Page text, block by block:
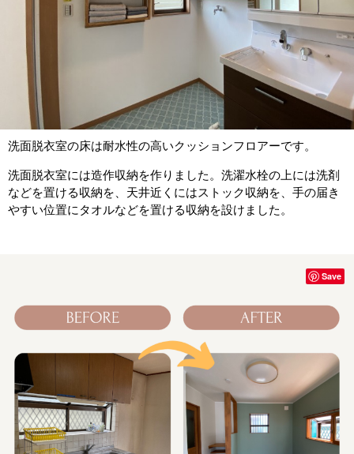
洗面脱衣室の床は耐水性の高いクッションフロアーです。
洗面脱衣室には造作収納を作りました。洗濯水栓の上には洗剤
などを置ける収納を、天井近くにはストック収納を、手の届き
やすい位置にタオルなどを置ける収納を設けました。
Save